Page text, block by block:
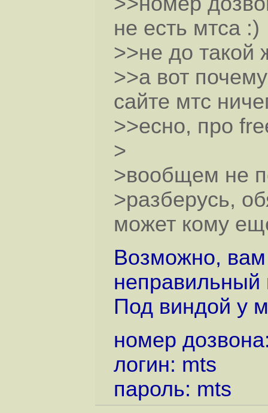
не есть мтса :)
>>не до такой
>>а вот
сайте мтс
>>есно, про
>
>вообщем не
>разберусь,
может кому
Возможно, вам
неправильный
Под виндой у
номер
логин: mts
пароль: mts